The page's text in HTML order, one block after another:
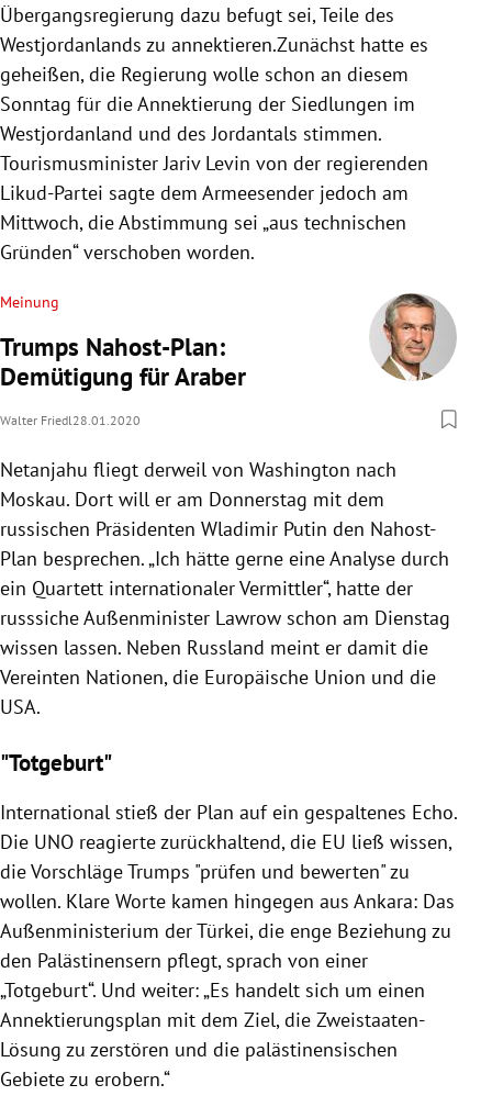
Übergangsregierung dazu befugt sei, Teile des
Westjordanlands zu annektieren.Zunächst hatte es
geheißen, die Regierung wolle schon an diesem
Sonntag für die Annektierung der Siedlungen im
Westjordanland und des Jordantals stimmen.
Tourismusminister Jariv Levin von der regierenden
Likud-Partei sagte dem Armeesender jedoch am
Mittwoch, die Abstimmung sei „aus technischen
Gründen“ verschoben worden.
Meinung
Trumps Nahost-Plan:
Demütigung für Araber
Walter Friedl 28.01.2020
Netanjahu fliegt derweil von Washington nach
Moskau. Dort will er am Donnerstag mit dem
russischen Präsidenten Wladimir Putin den Nahost-
Plan besprechen. „Ich hätte gerne eine Analyse durch
ein Quartett internationaler Vermittler“, hatte der
russsiche Außenminister Lawrow schon am Dienstag
wissen lassen. Neben Russland meint er damit die
Vereinten Nationen, die Europäische Union und die
USA.
"Totgeburt"
International stieß der Plan auf ein gespaltenes Echo.
Die UNO reagierte zurückhaltend, die EU ließ wissen,
die VorschlägeTrumps "prüfen und bewerten" zu
wollen. Klare Worte kamen hingegen aus Ankara: Das
Außenministerium derTürkei, die enge Beziehung zu
den Palästinensern pflegt, sprach von einer
„Totgeburt“. Und weiter: „Es handelt sich um einen
Annektierungsplan mit dem Ziel, die Zweistaaten-
Lösung zu zerstören und die palästinensischen
Gebiete zu erobern.“